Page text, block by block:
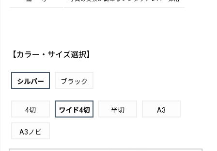
【カラー・サイズ選択】
シルバー ブラック
4切 ワイド4切 半切 A3
A3ノビ